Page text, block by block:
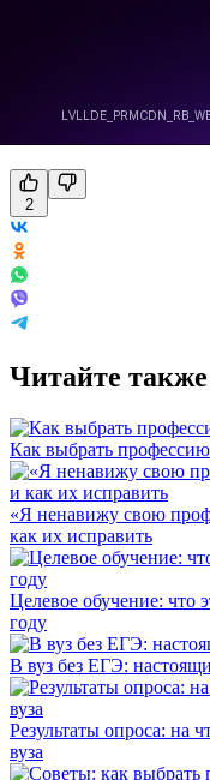
2
Читайте также
Как выбрать
«Я ненавижу свою
как их исправить
Целевое обучение: что
году
В вуз без ЕГЭ:
Результаты опроса: на
вуза